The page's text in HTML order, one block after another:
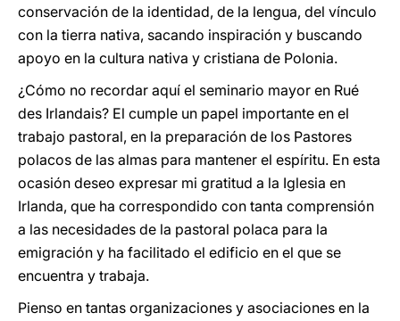
conservación de la identidad, de la lengua, del vínculo
con la tierra nativa, sacando inspiración y buscando
apoyo en la cultura nativa y cristiana de Polonia.
¿Cómo no recordar aquí el seminario mayor en Rué
des Irlandais? El cumple un papel importante en el
trabajo pastoral, en la preparación de los Pastores
polacos de las almas para mantener el espíritu. En esta
ocasión deseo expresar mi gratitud a la Iglesia en
Irlanda, que ha correspondido con tanta comprensión
a las necesidades de la pastoral polaca para la
emigración y ha facilitado el edificio en el que se
encuentra y trabaja.
Pienso en tantas organizaciones y asociaciones en la